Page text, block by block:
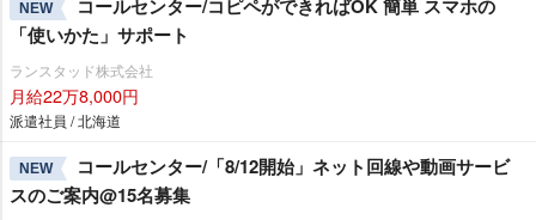
NEW
コールセンター/コピペができればOK 簡単 スマホの
「使いかた」サポート
ランスタッド株式会社
月給22万8,000円
派遣社員 / 北海道
NEW
コールセンター/「8/12開始」ネット回線や動画サービ
スのご案内@15名募集